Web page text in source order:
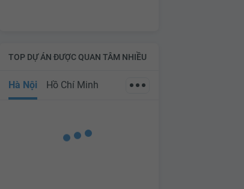
TOP DỰ ÁN ĐƯỢC QUAN TÂM NHIỀU
Hà Nội Hồ Chí Minh